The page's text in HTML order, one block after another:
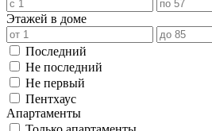
Этажей в доме
Последний
Не последний
Не первый
Пентхаус
Апартаменты